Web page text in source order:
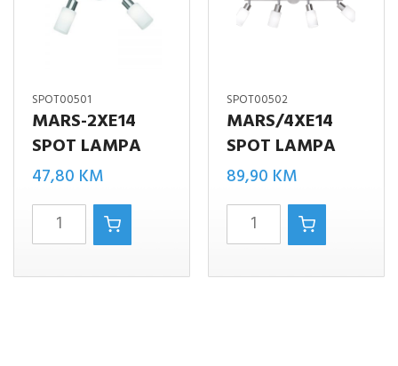
SPOT00501
MARS-2XE14
SPOT LAMPA
47,80 KM
Mars-
2xE14
spot
SPOT00502
MARS/4XE14
SPOT LAMPA
89,90 KM
MARS/4xE14
spot
lampa